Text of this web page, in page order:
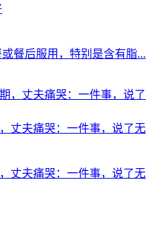
餐后服用，特别是含有脂...
丈夫痛哭：一件事，说了无
丈夫痛哭：一件事，说了无